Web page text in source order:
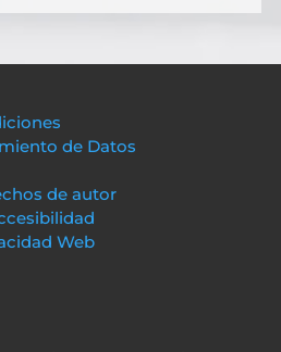
de Datos
de autor
Web